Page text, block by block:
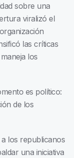
sobre una
viralizó el
las críticas
los
es político:
de los
los republicanos
una iniciativa